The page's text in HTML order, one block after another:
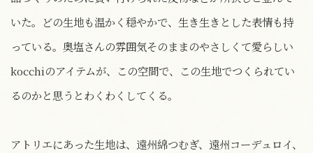
いた。どの生地も温かく穏やかで、生き生きとした表情も持
っている。奥塩さんの雰囲気そのままのやさしくて愛らしい
kocchiのアイテムが、この空間で、この生地でつくられてい
るのかと思うとわくわくしてくる。
アトリエにあった生地は、遠州綿つむぎ、遠州コーデュロイ、